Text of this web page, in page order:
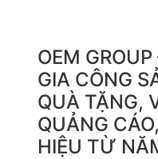
OEM
GIA CÔNG
QUÀ TẶNG,
QUẢNG
HIỆU TỪ